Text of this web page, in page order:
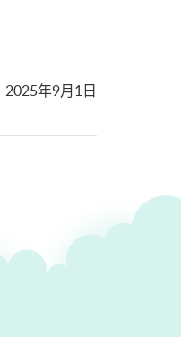
2025年9月1日